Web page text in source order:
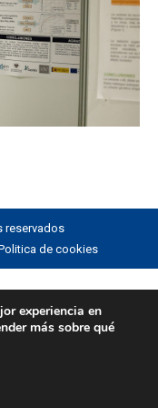
reservados
de cookies
experiencia en
más sobre qué